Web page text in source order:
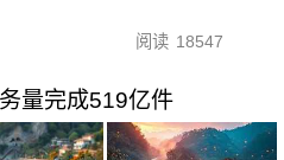
阅读 18547
量完成519亿件